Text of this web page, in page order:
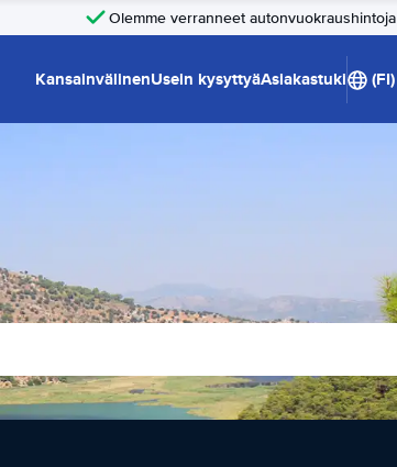
Olemme verranneet autonvuokraushintoja
KansainvälinenUsein kysyttyäAsiakastuki (FI)